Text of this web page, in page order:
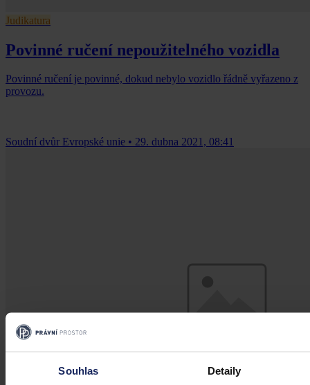
Souhlas Detaily
Judikatura
Povinné ručení nepoužitelného vozidla
Povinné ručení je povinné, dokud nebylo vozidlo řádně vyřazeno z
provozu.
Soudní dvůr Evropské unie • 29. dubna 2021, 08:41